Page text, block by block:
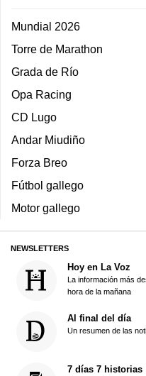
Mundial 2026
Torre de Marathon
Grada de Río
Opa Racing
CD Lugo
Andar Miudiño
Forza Breo
Fútbol gallego
Motor gallego
NEWSLETTERS
Hoy en La Voz
La información más
hora de la mañana
Al final del día
Un resumen de las
7 días 7 historias